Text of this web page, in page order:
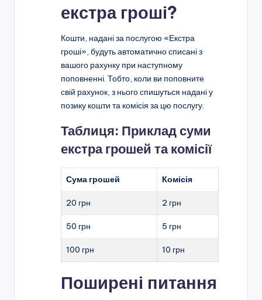
екстра гроші?
Кошти, надані за послугою «Екстра
гроші», будуть автоматично списані з
вашого рахунку при наступному
поповненні. Тобто, коли ви поповните
свій рахунок, з нього спишуться надані у
позику кошти та комісія за цю послугу.
Таблиця: Приклад суми
екстра грошей та комісії
Сума грошей Комісія
20 грн 2 грн
50 грн 5 грн
100 грн 10 грн
Поширені питання